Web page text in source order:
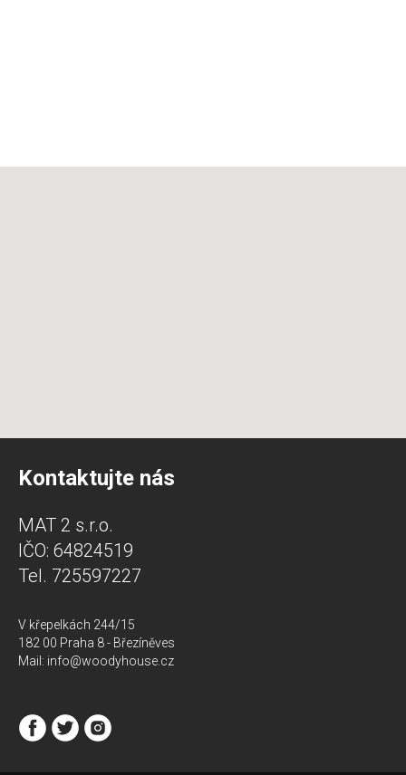
Kontaktujte nás
MAT 2 s.r.o.
IČO: 64824519
Tel. 725597227
V křepelkách 244/15
182 00 Praha 8 - Březíněves
Mail: info@woodyhouse.cz